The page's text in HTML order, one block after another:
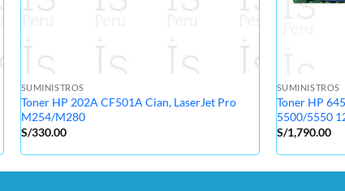
SUMINISTROS
Toner HP 202A CF501A Cian, LaserJet Pro
M254/M280
S/330.00
SUMINISTROS
Toner HP
5500/5550
S/1,790.00